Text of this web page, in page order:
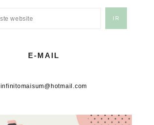
E-MAIL
infinitomaisum@hotmail.com